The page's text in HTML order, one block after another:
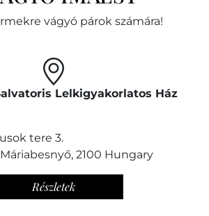
vágyó párok számára!
Lelkigyakorlatos Ház
tere 3.
, 2100 Hungary
Részletek